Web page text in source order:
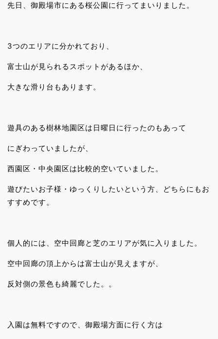
先日、御殿場市にある桜公園に行ってまいりました。
3つのエリアに分かれており、
富士山が見られるスポットがあるほか、
大きな滑り台もあります。
遊具のある樹林地園区は日曜日に行ったのもあって
にぎわっていましたが、
西園区・中央園区は比較的空いていました。
遊びたいお子様・ゆっくりしたいという方、どちらにもお
すすめです。
個人的には、空中回廊と芝のエリアが気に入りました。
空中回廊の頂上からは富士山が見えますが、
反対側の景色も綺麗でした。。
入園は無料ですので、御殿場方面に行く方は